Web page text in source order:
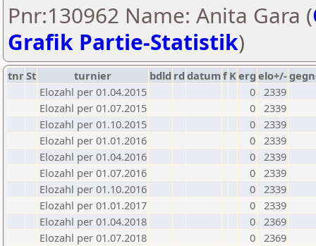
Pnr:130962 Name: Anita Gara (
Grafik Partie-Statistik)
tnrSt turnier bdld rd datumf Kerg elo+/-
Elozahl per 01.04.2015
0 2339
Elozahl per 01.07.2015
0 2339
Elozahl per 01.10.2015
0 2339
Elozahl per 01.01.2016
0 2339
Elozahl per 01.04.2016
0 2339
Elozahl per 01.07.2016
0 2339
Elozahl per 01.10.2016
0 2339
Elozahl per 01.01.2017
0 2339
Elozahl per 01.04.2018
0 2369
Elozahl per 01.07.2018
0 2369